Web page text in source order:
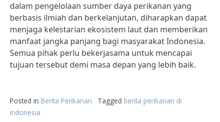
dalam pengelolaan sumber daya perikanan yang
berbasis ilmiah dan berkelanjutan, diharapkan dapat
menjaga kelestarian ekosistem laut dan memberikan
manfaat jangka panjang bagi masyarakat Indonesia.
Semua pihak perlu bekerjasama untuk mencapai
tujuan tersebut demi masa depan yang lebih baik.
Posted in Berita Perikanan Tagged berita perikanan di
indonesia